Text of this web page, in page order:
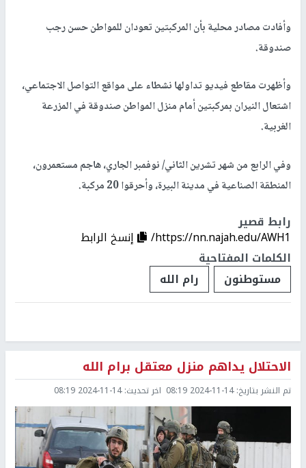
وأفادت مصادر محلية بأن المركبتين تعودان للمواطن حسن رجب
صندوقة.
وأظهرت مقاطع فيديو تداولها نشطاء على مواقع التواصل الاجتماعي،
اشتعال النيران بمركبتين أمام منزل المواطن صندوقة في المزرعة
الغربية.
وفي الرابع من شهر تشرين الثاني/ نوفمبر الجاري، هاجم مستعمرون،
المنطقة الصناعية في مدينة البيرة، وأحرقوا 20 مركبة.
رابط قصير
https://nn.najah.edu/AWH1/
إنسخ الرابط
الكلمات المفتاحية
مستوطنون
رام الله
الاحتلال يداهم منزل معتقل برام الله
تم النشر بتاريخ:2024-11-14 08:19 اخر تحديث:2024-11-14 08:19